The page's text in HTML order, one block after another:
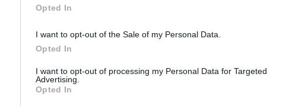
Opted In
I want to opt-out of the Sale of my Personal Data.
Opted In
I want to opt-out of processing my Personal Data for Targeted
Advertising.
Opted In